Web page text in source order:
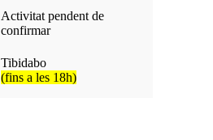
Activitat pendent de
confirmar
Tibidabo
(fins a les 18h)